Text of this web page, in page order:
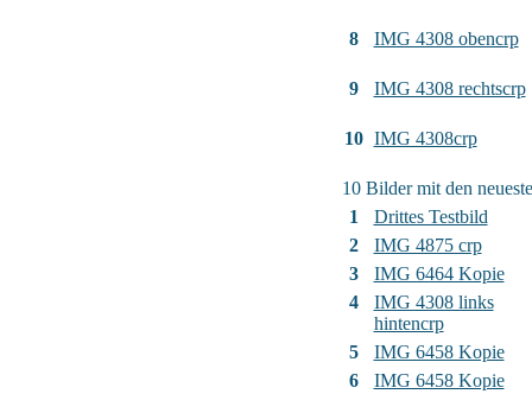
8 IMG 4308 obencrp
9 IMG 4308 rechtscrp
10 IMG 4308crp
10 Bilder mit den
1
Drittes Testbild
2
IMG 4875 crp
3
IMG 6464 Kopie
4
IMG 4308 links
hintencrp
5
IMG 6458 Kopie
6
IMG 6458 Kopie